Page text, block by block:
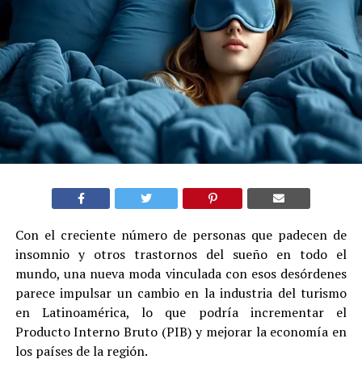
Con el creciente número de personas que padecen de
insomnio y otros trastornos del sueño en todo el
mundo, una nueva moda vinculada con esos desórdenes
parece impulsar un cambio en la industria del turismo
en Latinoamérica, lo que podría incrementar el
Producto Interno Bruto (PIB) y mejorar la economía en
los países de la región.